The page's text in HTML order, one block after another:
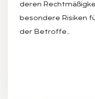
deren
besondere Risiken
der Betroffe…